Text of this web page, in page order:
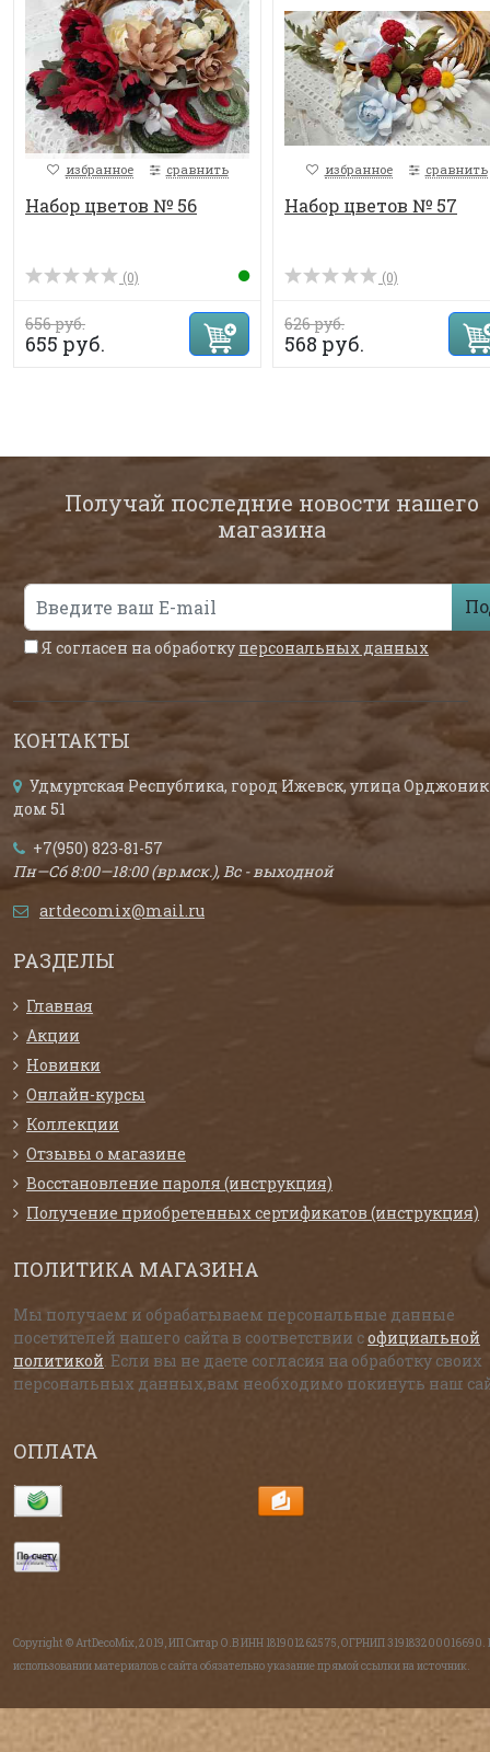
избранное сравнить
Набор цветов № 56
(0)
656 руб.
655 руб.
избранное сравнить
Набор цветов № 57
(0)
626 руб.
568 руб.
Получай последние новости нашего
магазина
Я согласен на обработку персональных данных
КОНТАКТЫ
Удмуртская Республика, город Ижевск, улица
дом 51
+7(950) 823-81-57
Пн—Сб 8:00—18:00 (вр.мск.), Вс - выходной
artdecomix@mail.ru
РАЗДЕЛЫ
Главная
Акции
Новинки
Онлайн-курсы
Коллекции
Отзывы о магазине
Восстановление пароля (инструкция)
Получение приобретенных сертификатов (инструкция)
ПОЛИТИКА МАГАЗИНА
Мы получаем и обрабатываем персональные данные
посетителей нашего сайта в соответствии софициальной
политикой . Если вы не даете согласия на обработку своих
персональных данных,вам необходимо покинуть наш
ОПЛАТА
Copyright © ArtDecoMix, 2019, ИП Ситар О.В ИНН 181901262575, ОГРНИП 319183200016690.
использовании материалов с сайта обязательно указание прямой ссылки на источник.